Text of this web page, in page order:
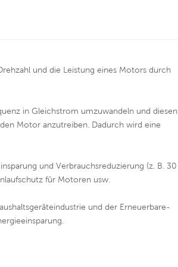
und die Leistung eines Motors durch
in Gleichstrom umzuwandeln und diesen
Motor anzutreiben. Dadurch wird eine
und Verbrauchsreduzierung (z. B. 30
für Motoren usw.
und der Erneuerbare-